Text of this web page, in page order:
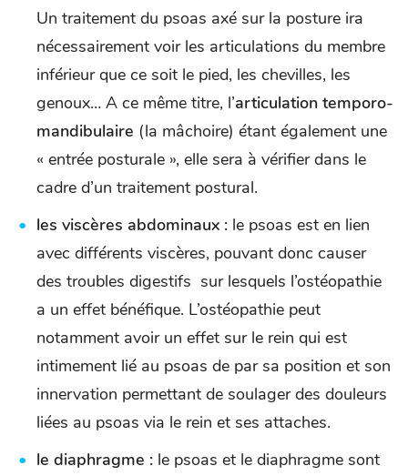
Un traitement du psoas axé sur la posture ira
nécessairement voir les articulations du membre
inférieur que ce soit le pied, les chevilles, les
genoux… A ce même titre, l’articulation temporo-
mandibulaire (la mâchoire) étant également une
« entrée posturale », elle sera à vérifier dans le
cadre d’un traitement postural.
les viscères abdominaux : le psoas est en lien
avec différents viscères, pouvant donc causer
des troubles digestifs sur lesquels l’ostéopathie
a un effet bénéfique. L’ostéopathie peut
notamment avoir un effet sur le rein qui est
intimement lié au psoas de par sa position et son
innervation permettant de soulager des douleurs
liées au psoas via le rein et ses attaches.
le diaphragme : le psoas et le diaphragme sont